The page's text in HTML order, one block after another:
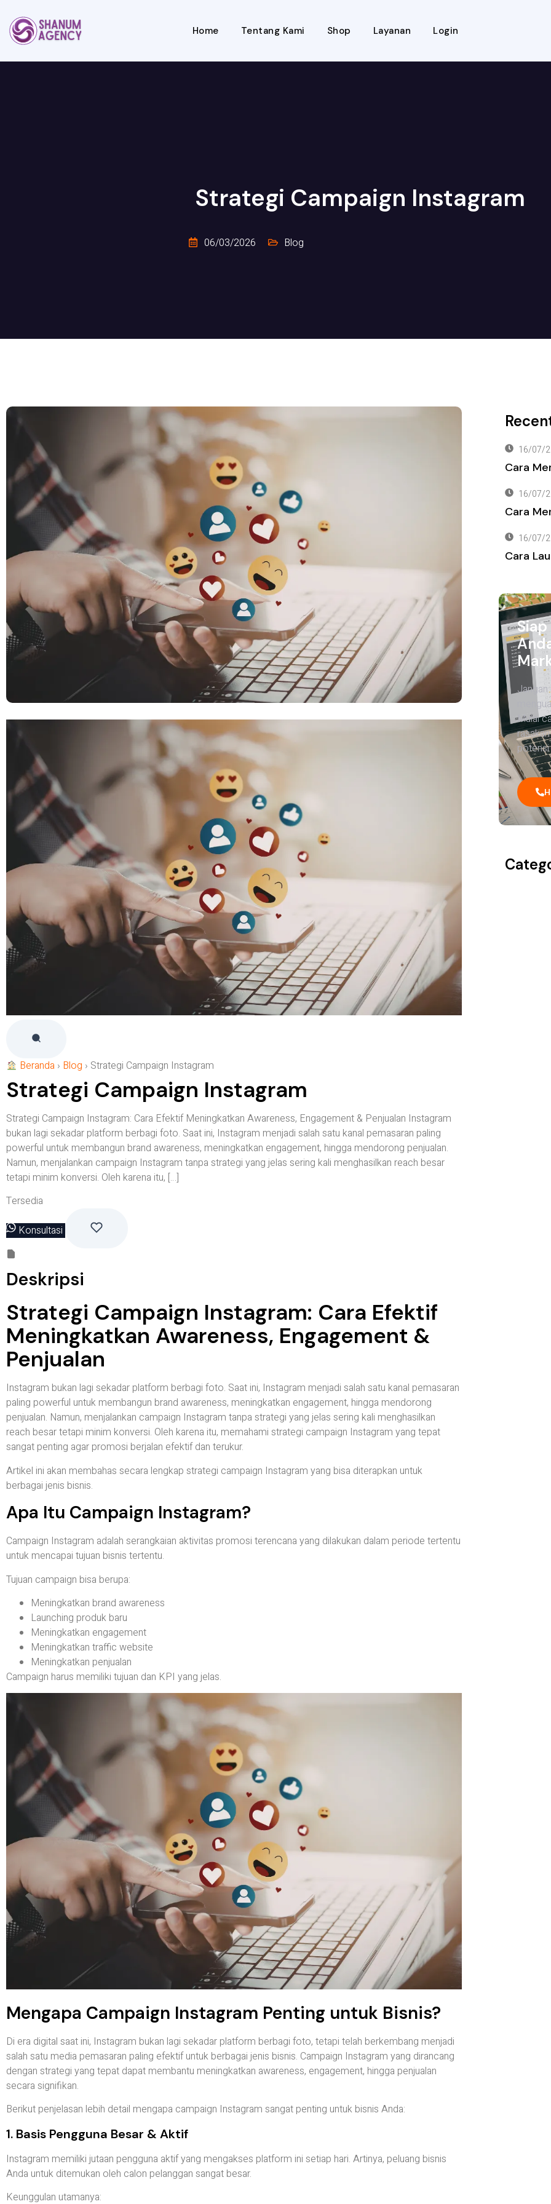
Home Tentang Kami Shop Layanan Login
Strategi Campaign Instagram
06/03/2026 Blog
Beranda › Blog › Strategi Campaign Instagram
Strategi Campaign Instagram
Strategi Campaign Instagram: Cara Efektif Meningkatkan Awareness, Engagement & Penjualan Instagram
bukan lagi sekadar platform berbagi foto. Saat ini, Instagram menjadi salah satu kanal pemasaran paling
powerful untuk membangun brand awareness, meningkatkan engagement, hingga mendorong penjualan.
Namun, menjalankan campaign Instagram tanpa strategi yang jelas sering kali menghasilkan reach besar
tetapi minim konversi. Oleh karena itu, […]
Tersedia
Konsultasi
Deskripsi
Strategi Campaign Instagram: Cara Efektif
Meningkatkan Awareness, Engagement &
Penjualan
Instagram bukan lagi sekadar platform berbagi foto. Saat ini, Instagram menjadi salah satu kanal pemasaran
paling powerful untuk membangun brand awareness, meningkatkan engagement, hingga mendorong
penjualan. Namun, menjalankan campaign Instagram tanpa strategi yang jelas sering kali menghasilkan
reach besar tetapi minim konversi. Oleh karena itu, memahami strategi campaign Instagram yang tepat
sangat penting agar promosi berjalan efektif dan terukur.
Artikel ini akan membahas secara lengkap strategi campaign Instagram yang bisa diterapkan untuk
berbagai jenis bisnis.
Apa Itu Campaign Instagram?
Campaign Instagram adalah serangkaian aktivitas promosi terencana yang dilakukan dalam periode tertentu
untuk mencapai tujuan bisnis tertentu.
Tujuan campaign bisa berupa:
Meningkatkan brand awareness
Launching produk baru
Meningkatkan engagement
Meningkatkan traffic website
Meningkatkan penjualan
Campaign harus memiliki tujuan dan KPI yang jelas.
Mengapa Campaign Instagram Penting untuk Bisnis?
Di era digital saat ini, Instagram bukan lagi sekadar platform berbagi foto, tetapi telah berkembang menjadi
salah satu media pemasaran paling efektif untuk berbagai jenis bisnis. Campaign Instagram yang dirancang
dengan strategi yang tepat dapat membantu meningkatkan awareness, engagement, hingga penjualan
secara signifikan.
Berikut penjelasan lebih detail mengapa campaign Instagram sangat penting untuk bisnis Anda:
1. Basis Pengguna Besar & Aktif
Instagram memiliki jutaan pengguna aktif yang mengakses platform ini setiap hari. Artinya, peluang bisnis
Anda untuk ditemukan oleh calon pelanggan sangat besar.
Keunggulan utamanya:
16/07/
Cara
16/07/
Cara
16/07/
Cara
Mulai
potensi